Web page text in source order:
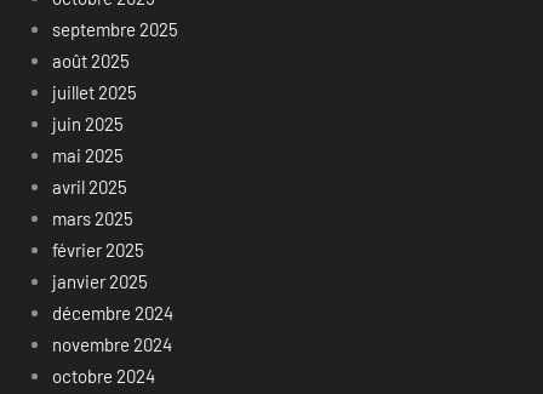
septembre 2025
août 2025
juillet 2025
juin 2025
mai 2025
avril 2025
mars 2025
février 2025
janvier 2025
décembre 2024
novembre 2024
octobre 2024